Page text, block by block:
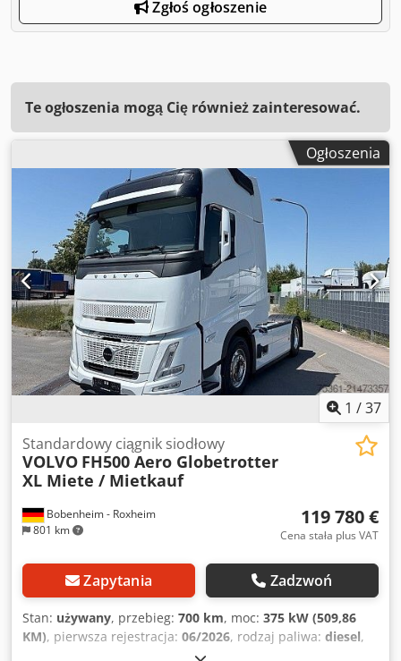
Zgłoś ogłoszenie
Te ogłoszenia mogą Cię również zainteresować.
Ogłoszenia
1 /37
Bobenheim - Roxheim
801 km
Standardowy ciągnik siodłowy
VOLVO FH500 Aero Globetrotter
XL Miete / Mietkauf
119 780 €
Cena stała plus VAT
Zapytania Zadzwoń
Stan: używany, przebieg: 700 km, moc: 375 kW (509,86
KM), pierwsza rejestracja: 06/2026, rodzaj paliwa: diesel,
, konfiguracja osi: